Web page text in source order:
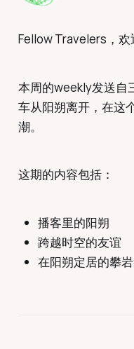
Fellow Travelers，欢
本周的weekly发送自
车从阳朔离开，在这
潮。
这期的内容包括：
播客里的阳朔
跨越时空的友谊
在阳朔定居的攀